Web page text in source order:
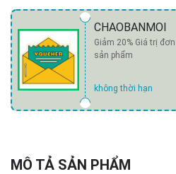
CHAOBANMOI
Giảm 20% Giá trị
sản phẩm
không thời hạn
MÔ TẢ SẢN PHẨM